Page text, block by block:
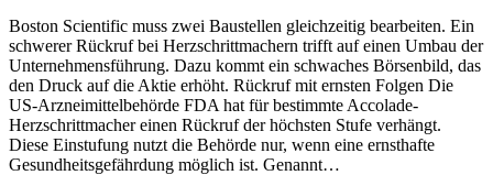
Boston Scientific muss zwei Baustellen gleichzeitig bearbeiten. Ein
schwerer Rückruf bei Herzschrittmachern trifft auf einen Umbau der
Unternehmensführung. Dazu kommt ein schwaches Börsenbild, das
den Druck auf die Aktie erhöht. Rückruf mit ernsten Folgen Die
US-Arzneimittelbehörde FDA hat für bestimmte Accolade-
Herzschrittmacher einen Rückruf der höchsten Stufe verhängt.
Diese Einstufung nutzt die Behörde nur, wenn eine ernsthafte
Gesundheitsgefährdung möglich ist. Genannt…